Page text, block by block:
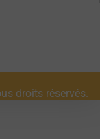
droits réservés.